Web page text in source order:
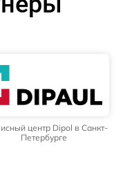
центр Dipol в Санкт-
Петербурге